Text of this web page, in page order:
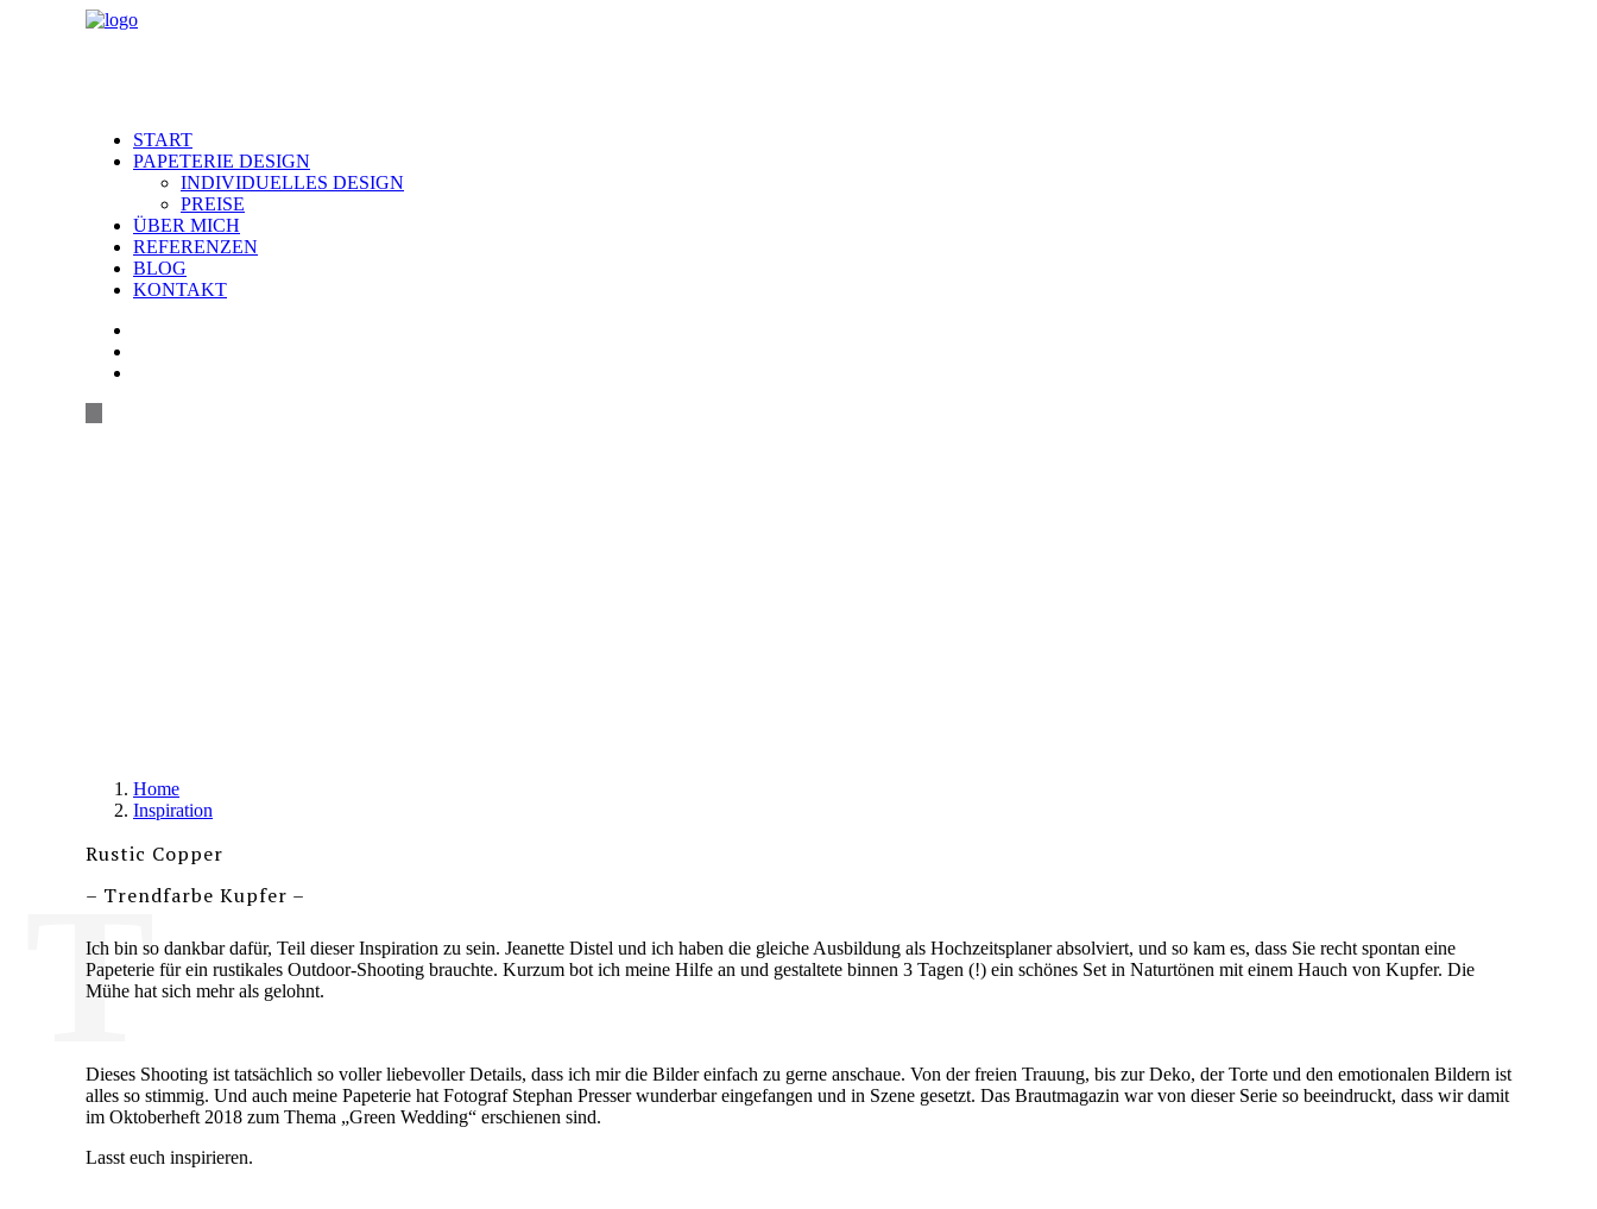
START
PAPETERIE DESIGN
INDIVIDUELLES DESIGN
PREISE
ÜBER MICH
REFERENZEN
BLOG
KONTAKT
Home
Inspiration
Rustic Copper
– Trendfarbe Kupfer –
Ich bin so dankbar dafür, Teil dieser Inspiration zu sein. Jeanette Distel und ich haben die gleiche Ausbildung als Hochzeitsplaner absolviert, und so kam es, dass Sie recht spontan eine
Papeterie für ein rustikales Outdoor-Shooting brauchte. Kurzum bot ich meine Hilfe an und gestaltete binnen 3 Tagen (!) ein schönes Set in Naturtönen mit einem Hauch von Kupfer. Die
Mühe hat sich mehr als gelohnt.
Dieses Shooting ist tatsächlich so voller liebevoller Details, dass ich mir die Bilder einfach zu gerne anschaue. Von der freien Trauung, bis zur Deko, der Torte und den emotionalen Bildern ist
alles so stimmig. Und auch meine Papeterie hat Fotograf Stephan Presser wunderbar eingefangen und in Szene gesetzt. Das Brautmagazin war von dieser Serie so beeindruckt, dass wir damit
im Oktoberheft 2018 zum Thema „Green Wedding“ erschienen sind.
Lasst euch inspirieren.